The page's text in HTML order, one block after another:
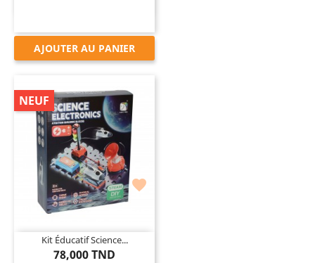
AJOUTER AU PANIER

Kit Éducatif Science...
78,000 TND
NEUF